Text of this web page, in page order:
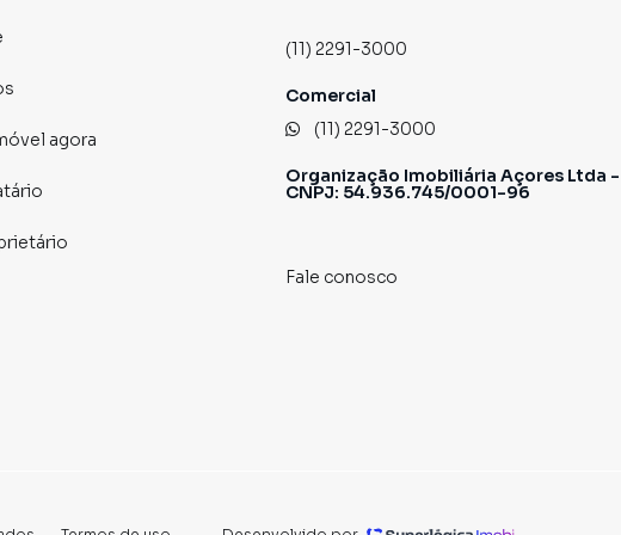
fácil e bem localizado no condomínio.
agora
(11) 2291-3000
Comercial
(11) 2291-3000
Organização Imobiliária Açores Ltda -
CNPJ: 54.936.745/0001-96
Fale conosco